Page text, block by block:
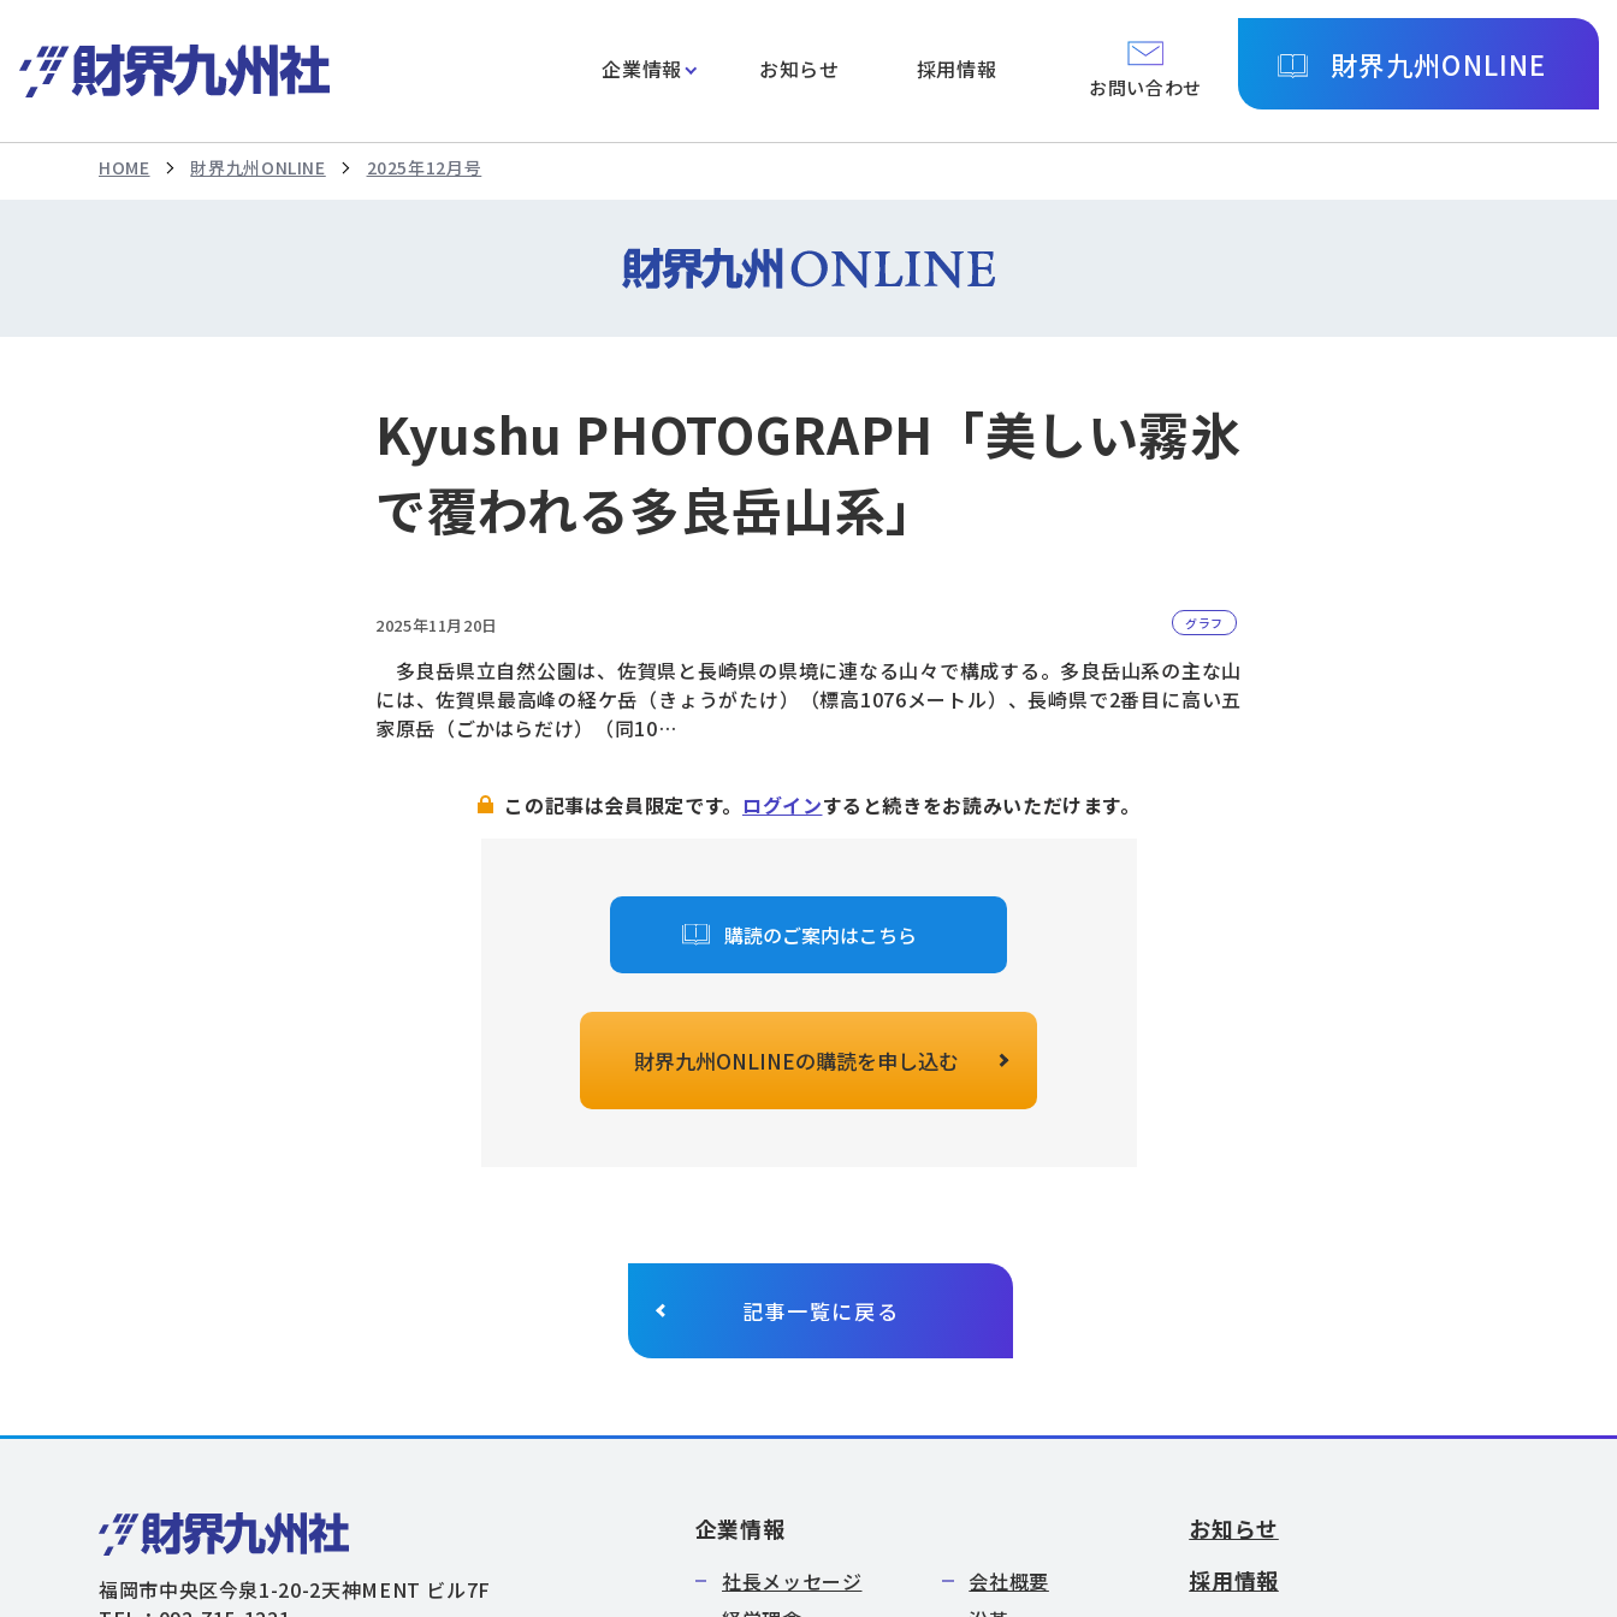
企業情報 お知らせ 採用情報
お問い合わせ
財界九州ONLINE
HOME 財界九州ONLINE 2025年12月号
Kyushu PHOTOGRAPH「美しい霧氷
で覆われる多良岳山系」
2025年11月20日 グラフ
多良岳県立自然公園は、佐賀県と長崎県の県境に連なる山々で構成する。多良岳山系の主な山
には、佐賀県最高峰の経ケ岳（きょうがたけ）（標高1076メートル）、長崎県で2番目に高い五
家原岳（ごかはらだけ）（同10…
この記事は会員限定です。 ログインすると続きをお読みいただけます。
購読のご案内はこちら
財界九州ONLINEの購読を申し込む
記事一覧に戻る
福岡市中央区今泉1-20-2天神MENT ビル7F
企業情報
社長メッセージ
会社概要
お知らせ
採用情報